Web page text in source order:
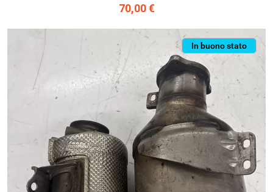
70,00 €
In buono stato